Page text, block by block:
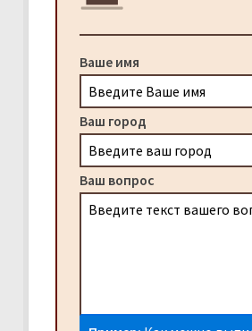
Ваше имя
Ваш город
Ваш вопрос